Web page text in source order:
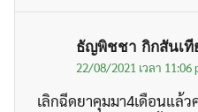
ธัญพิชชา กิกสันเที
22/08/2021 เวลา 11:06
เลิกฉีดยาคุมมา4เดือนแล้